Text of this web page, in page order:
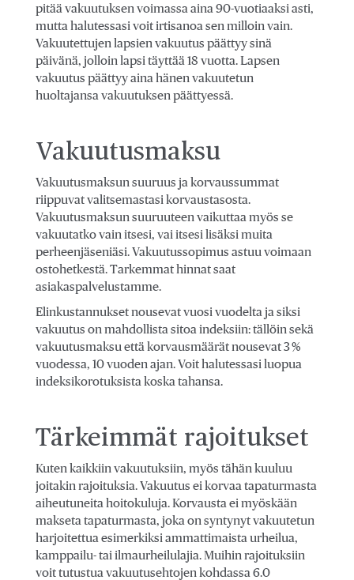
pitää vakuutuksen voimassa aina 90-vuotiaaksi asti,
mutta halutessasi voit irtisanoa sen milloin vain.
Vakuutettujen lapsien vakuutus päättyy sinä
päivänä, jolloin lapsi täyttää 18 vuotta. Lapsen
vakuutus päättyy aina hänen vakuutetun
huoltajansa vakuutuksen päättyessä.
Vakuutusmaksu
Vakuutusmaksun suuruus ja korvaussummat
riippuvat valitsemastasi korvaustasosta.
Vakuutusmaksun suuruuteen vaikuttaa myös se
vakuutatko vain itsesi, vai itsesi lisäksi muita
perheenjäseniäsi. Vakuutussopimus astuu voimaan
ostohetkestä. Tarkemmat hinnat saat
asiakaspalvelustamme.
Elinkustannukset nousevat vuosi vuodelta ja siksi
vakuutus on mahdollista sitoa indeksiin: tällöin sekä
vakuutusmaksu että korvausmäärät nousevat 3 %
vuodessa, 10 vuoden ajan. Voit halutessasi luopua
indeksikorotuksista koska tahansa.
Tärkeimmät rajoitukset
Kuten kaikkiin vakuutuksiin, myös tähän kuuluu
joitakin rajoituksia. Vakuutus ei korvaa tapaturmasta
aiheutuneita hoitokuluja. Korvausta ei myöskään
makseta tapaturmasta, joka on syntynyt vakuutetun
harjoitettua esimerkiksi ammattimaista urheilua,
kamppailu- tai ilmaurheilulajia. Muihin rajoituksiin
voit tutustua vakuutusehtojen kohdassa 6.0